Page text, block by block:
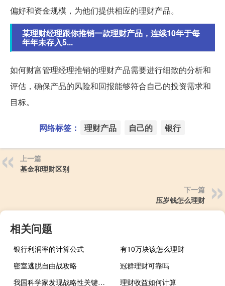
偏好和资金规模，为他们提供相应的理财产品。
某理财经理跟你推销一款理财产品，连续10年于每
年年未存入5...
如何财富管理经理推销的理财产品需要进行细致的分析和
评估，确保产品的风险和回报能够符合自己的投资需求和
目标。
网络标签： 理财产品 自己的 银行
上一篇
基金和理财区别
下一篇
压岁钱怎么理财
相关问题
银行利润率的计算公式
有10万块该怎么理财
密室逃脱自由战攻略
冠群理财可靠吗
我国科学家发现战略性关键金属新矿物 命名铌包头矿
理财收益如何计算